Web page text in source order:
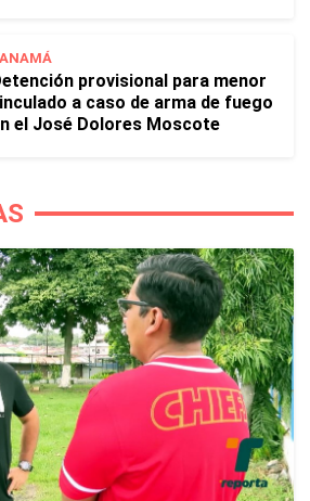
provisional para menor
a caso de arma de fuego
el José Dolores Moscote